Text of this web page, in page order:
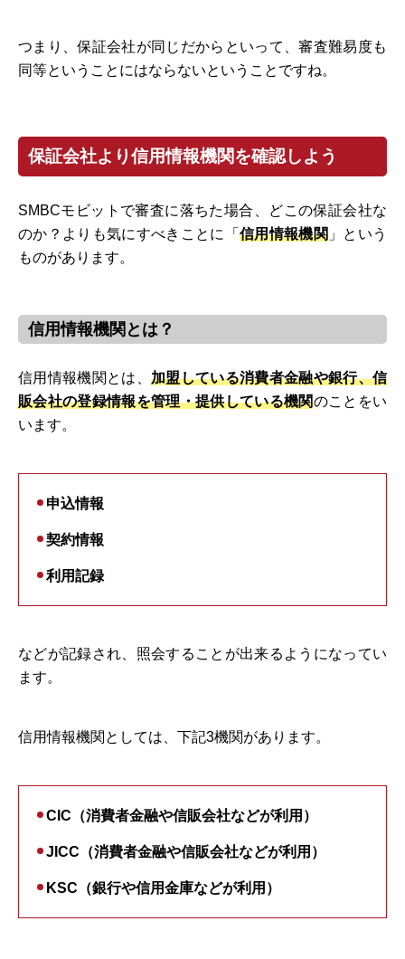
つまり、保証会社が同じだからといって、審査難易度も
同等ということにはならないということですね。
保証会社より信用情報機関を確認しよう
SMBCモビットで審査に落ちた場合、どこの保証会社な
のか？よりも気にすべきことに「 信用情報機関 」という
ものがあります。
信用情報機関とは？
信用情報機関とは、 加盟している消費者金融や銀行、信
販会社の登録情報を管理・提供している機関のことをい
います。
申込情報
契約情報
利用記録
などが記録され、照会することが出来るようになってい
ます。
信用情報機関としては、下記3機関があります。
CIC（消費者金融や信販会社などが利用）
JICC（消費者金融や信販会社などが利用）
KSC（銀行や信用金庫などが利用）